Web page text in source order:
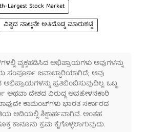
Largest Stock Market
ವಿಶ್ವದ ನಾಲ್ಕನೇ ಅತಿದೊಡ್ಡ ಮಾರುಕಟ್ಟೆ
ವ್ಯಕ್ತಪಡಿಸಿದ ಅಭಿಪ್ರಾಯಗಳು ಅವುಗಳನ್ನು
ಸಂಪೂರ್ಣ ಜವಾಬ್ದಾರಿಯಾಗಿದೆ; ಅವು
ಅಭಿಪ್ರಾಯಗಳನ್ನು ಪ್ರತಿಬಿಂಬಿಸುವುದಿಲ್ಲ. ಒಬ್ಬ
ಅಥವಾ ದೇಶದ ವಿರುದ್ಧ ಅವಹೇಳನಕಾರಿ
ಕಾಮೆಂಟ್‌ಗಳು ಭಾರತ ಸರ್ಕಾರದ
ಅಡಿಯಲ್ಲಿ ಶಿಕ್ಷಾರ್ಹವಾಗಿವೆ. ಅಂತಹ
ಕಾನೂನು ಕ್ರಮ ಕೈಗೊಳ್ಳಲಾಗುವುದು.